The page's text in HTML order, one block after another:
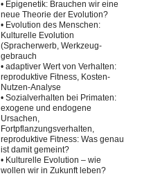
• Epigenetik: Brauchen wir eine
neue Theorie der Evolution?
• Evolution des Menschen:
Kulturelle Evolution
(Spracherwerb, Werkzeug-
gebrauch
• adaptiver Wert von Verhalten:
reproduktive Fitness, Kosten-
Nutzen-Analyse
• So​zialverhalten bei Primaten:
exogene und endogene
Ursachen,
Fortpflanzungsverhalten,
reproduktive Fitness: Was genau
ist damit gemeint?
• Kulturelle Evolution – wie
wollen wir in Zukunft leben?